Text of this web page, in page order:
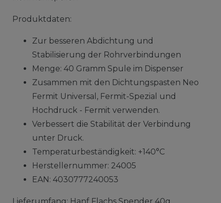
Produktdaten:
Zur besseren Abdichtung und
Stabilisierung der Rohrverbindungen
Menge: 40 Gramm Spule im Dispenser
Zusammen mit den Dichtungspasten Neo
Fermit Universal, Fermit-Spezial und
Hochdruck - Fermit verwenden.
Verbessert die Stabilität der Verbindung
unter Druck.
Temperaturbeständigkeit: +140°C
Herstellernummer: 24005
EAN: 4030777240053